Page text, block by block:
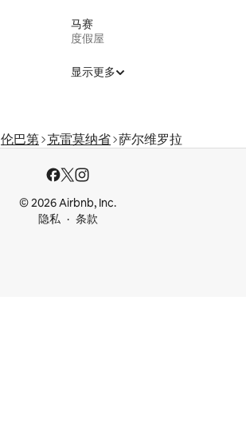
马赛
度假屋
显示更多
伦巴第 克雷莫纳省 萨尔维罗拉
© 2026 Airbnb, Inc.
隐私
条款